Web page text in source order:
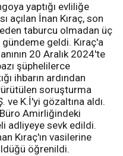
yaptığı evliliğe
açılan İnan Kıraç, son
taburcu olmadan üç
geldi. Kıraç'a
20 Aralık 2024'te
şüphelilerce
ihbarın ardından
soruşturma
ve K.İ'yi gözaltına aldı.
Amirliğindeki
adliyeye sevk edildi.
Kıraç'ın vasilerine
öğrenildi.